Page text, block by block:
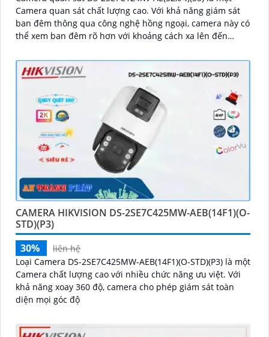
Camera quan sát chất lượng cao. Với khả năng giám sát
ban đêm thông qua công nghệ hồng ngoại, camera này có
thể xem ban đêm rõ hơn với khoảng cách xa lên đến
CAMERA HIKVISION DS-2SE7C425MW-AEB(14F1)(O-
STD)(P3)
30%
liên hệ
Loại Camera DS-2SE7C425MW-AEB(14F1)(O-STD)(P3) là một
Camera chất lượng cao với nhiều chức năng ưu việt. Với
khả năng xoay 360 độ, camera cho phép giám sát toàn
diện mọi góc độ